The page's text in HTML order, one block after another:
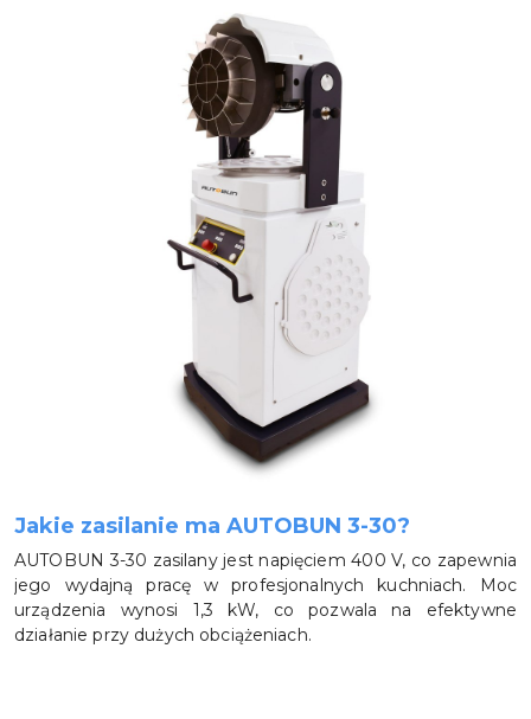
Jakie zasilanie ma AUTOBUN 3-30?
AUTOBUN 3-30 zasilany jest napięciem 400 V, co zapewnia
jego wydajną pracę w profesjonalnych kuchniach. Moc
urządzenia wynosi 1,3 kW, co pozwala na efektywne
działanie przy dużych obciążeniach.